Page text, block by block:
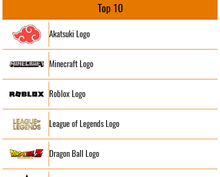
Top 10
Akatsuki Logo
Minecraft Logo
Roblox Logo
League of Legends Logo
Dragon Ball Logo